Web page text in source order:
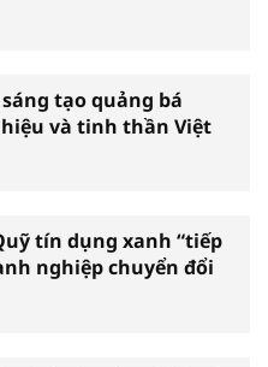
tạo quảng bá
và tinh thần Việt
tín dụng xanh “tiếp
nghiệp chuyển đổi